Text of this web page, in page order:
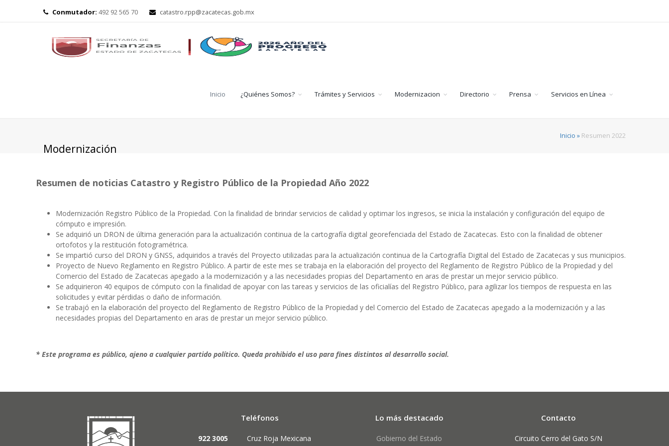
Conmutador: 492 92 565 70 catastro.rpp@zacatecas.gob.mx
Inicio ¿Quiénes Somos? Trámites y Servicios Modernizacion Directorio Prensa Servicios en Línea
Modernización
Inicio » Resumen 2022
Resumen de noticias Catastro y Registro Público de la Propiedad Año 2022
Modernización Registro Público de la Propiedad. Con la finalidad de brindar servicios de calidad y optimar los ingresos, se inicia la instalación y configuración del equipo de
cómputo e impresión.
Se adquirió un DRON de última generación para la actualización continua de la cartografía digital georefenciada del Estado de Zacatecas. Esto con la finalidad de obtener
ortofotos y la restitución fotogramétrica.
Se impartió curso del DRON y GNSS, adquiridos a través del Proyecto utilizadas para la actualización continua de la Cartografía Digital del Estado de Zacatecas y sus municipios.
Proyecto de Nuevo Reglamento en Registro Público. A partir de este mes se trabaja en la elaboración del proyecto del Reglamento de Registro Público de la Propiedad y del
Comercio del Estado de Zacatecas apegado a la modernización y a las necesidades propias del Departamento en aras de prestar un mejor servicio público.
Se adquirieron 40 equipos de cómputo con la finalidad de apoyar con las tareas y servicios de las oficialías del Registro Público, para agilizar los tiempos de respuesta en las
solicitudes y evitar pérdidas o daño de información.
Se trabajó en la elaboración del proyecto del Reglamento de Registro Público de la Propiedad y del Comercio del Estado de Zacatecas apegado a la modernización y a las
necesidades propias del Departamento en aras de prestar un mejor servicio público.
* Este programa es público, ajeno a cualquier partido político. Queda prohibido el uso para fines distintos al desarrollo social.
Teléfonos
922 3005
Cruz Roja Mexicana
Lo más destacado
Gobierno del Estado
Contacto
Circuito Cerro del Gato S/N